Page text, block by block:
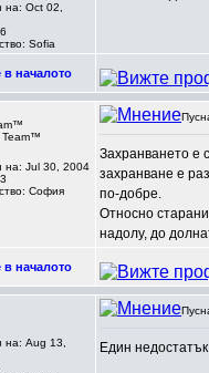
на: Oct 02,
Sofia
в началото
на: Jul 30, 2004
София
Захранването е
захранване е
по-добре.
Относно
надолу, до
в началото
на: Aug 13,
Един